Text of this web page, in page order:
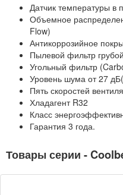
Датчик температуры в
Объемное
Flow)
Антикоррозийное
Пылевой фильтр
Угольный фильтр
Уровень шума от 27
Пять скоростей
Хладагент R32
Класс
Гарантия 3 года.
Товары серии -